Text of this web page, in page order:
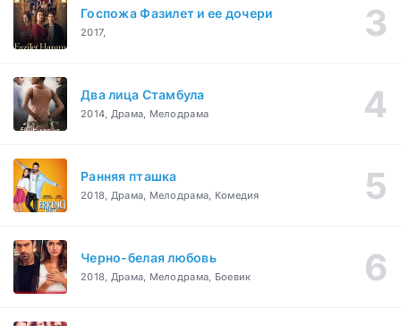
Госпожа Фазилет и ее дочери
2017,
Два лица Стамбула
2014, Драма, Мелодрама
Ранняя пташка
2018, Драма, Мелодрама, Комедия
Черно-белая любовь
2018, Драма, Мелодрама, Боевик